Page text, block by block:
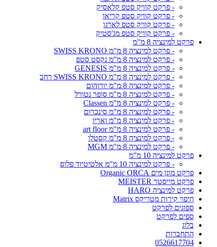
- פרקט קוויק סטפ קלאסיק
- פרקט קוויק סטפ קריאו
- פרקט קוויק סטפ לארגו
- פרקט קוויק סטפ מג'סטיק
פרקט למינציה 8 מ"מ
- פרקט למינציה 8 מ"מ SWISS KRONO
- פרקט למינציה 8 מ"מ נקסט סטפ
- פרקט למינציה 8 מ"מ GENESIS
- פרקט למינציה 8 מ"מ SWISS KRONO רחב
- פרקט למינציה 8 מ"מ יורוהום
- פרקט למינציה 8 מ"מ סופר נטורל
- פרקט למינציה 8 מ"מ Classen
- פרקט למינציה 8 מ"מ סינכרום
- פרקט למינציה 8 מ"מ ואריו
- פרקט למינציה 8 מ"מ art floor
- פרקט למינציה 8 מ"מ קסטלו
- פרקט למינציה 8 מ"מ MGM
פרקט למינציה 10 מ"מ
- פרקט למינציה 10 מ"מ אלטיטיוד פלוס
פרקט מוגן מים Organic ORCA
פרקט מייסטר MEISTER
פרקט למינציה HARO
חיפוי קירות מטריקס Matrix
ספוגים לפרקט
ספים לפרקט
בלוג
התחברות
0526617704